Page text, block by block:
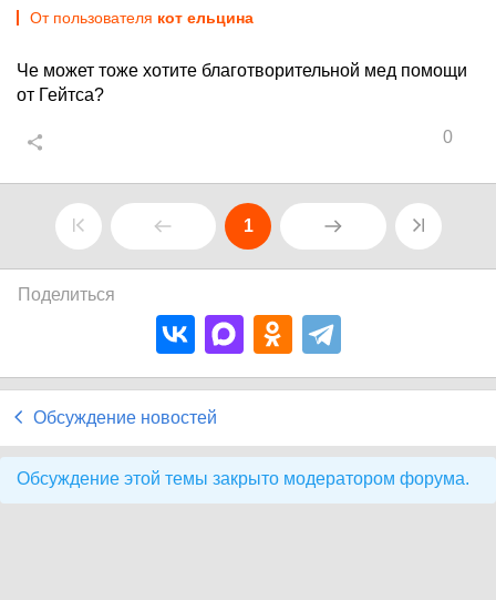
От пользователя кот ельцина
Че может тоже хотите благотворительной мед помощи
от Гейтса?
0
1
Поделиться
Обсуждение новостей
Обсуждение этой темы закрыто модератором форума.